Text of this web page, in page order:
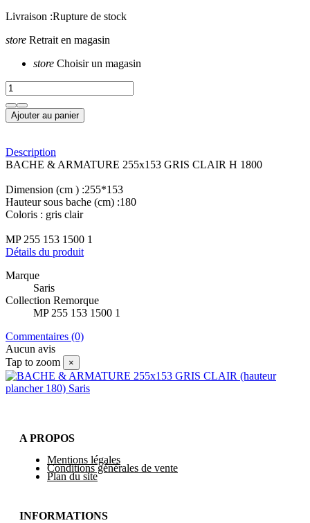
Livraison :Rupture de stock
store Retrait en magasin
store Choisir un magasin
Ajouter au panier
Description
BACHE & ARMATURE 255x153 GRIS CLAIR H 1800
Dimension (cm ) :255*153
Hauteur sous bache (cm) :180
Coloris : gris clair
MP 255 153 1500 1
Détails du produit
Marque
Saris
Collection Remorque
MP 255 153 1500 1
Commentaires (0)
Aucun avis
Tap to zoom
×
A PROPOS
Mentions légales
Conditions générales de vente
Plan du site
INFORMATIONS